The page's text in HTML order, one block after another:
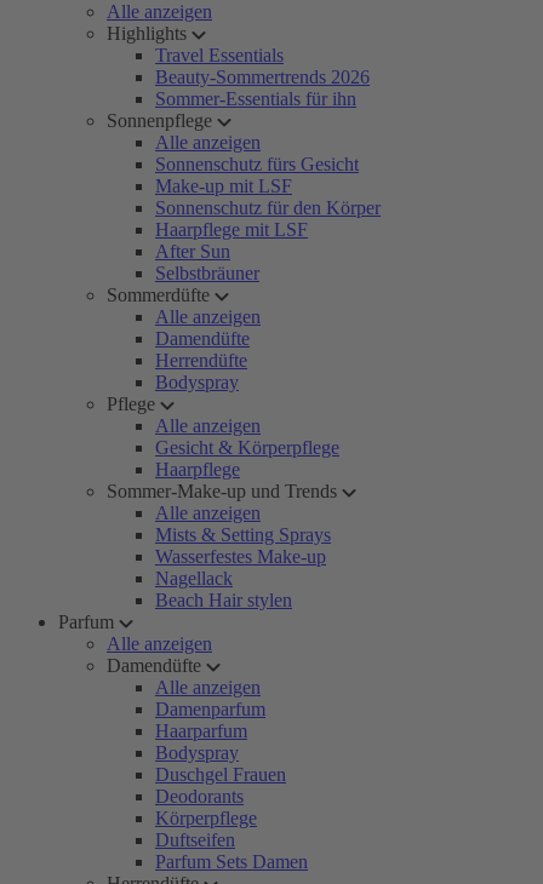
Alle anzeigen
Highlights
Travel Essentials
Beauty-Sommertrends 2026
Sommer-Essentials für ihn
Sonnenpflege
Alle anzeigen
Sonnenschutz fürs Gesicht
Make-up mit LSF
Sonnenschutz für den Körper
Haarpflege mit LSF
After Sun
Selbstbräuner
Sommerdüfte
Alle anzeigen
Damendüfte
Herrendüfte
Bodyspray
Pflege
Alle anzeigen
Gesicht & Körperpflege
Haarpflege
Sommer-Make-up und Trends
Alle anzeigen
Mists & Setting Sprays
Wasserfestes Make-up
Nagellack
Beach Hair stylen
Parfum
Alle anzeigen
Damendüfte
Alle anzeigen
Damenparfum
Haarparfum
Bodyspray
Duschgel Frauen
Deodorants
Körperpflege
Duftseifen
Parfum Sets Damen